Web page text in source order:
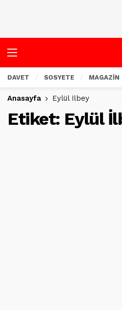
DAVET SOSYETE MAGAZİN
Anasayfa Eylül İlbey
Etiket: Eylül